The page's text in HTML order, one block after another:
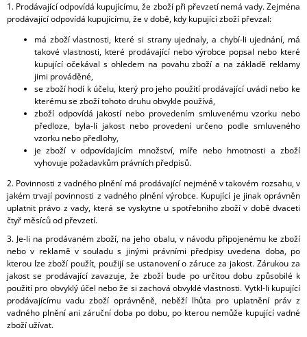
1. Prodávající odpovídá kupujícímu, že zboží při převzetí nemá vady. Zejména
prodávající odpovídá kupujícímu, že v době, kdy kupující zboží převzal:
má zboží vlastnosti, které si strany ujednaly, a chybí-li ujednání, má
takové vlastnosti, které prodávající nebo výrobce popsal nebo které
kupující očekával s ohledem na povahu zboží a na základě reklamy
jimi prováděné,
se zboží hodí k účelu, který pro jeho použití prodávající uvádí nebo ke
kterému se zboží tohoto druhu obvykle používá,
zboží odpovídá jakostí nebo provedením smluvenému vzorku nebo
předloze, byla-li jakost nebo provedení určeno podle smluveného
vzorku nebo předlohy,
je zboží v odpovídajícím množství, míře nebo hmotnosti a zboží
vyhovuje požadavkům právních předpisů.
2. Povinnosti z vadného plnění má prodávající nejméně v takovém rozsahu, v
jakém trvají povinnosti z vadného plnění výrobce. Kupující je jinak oprávněn
uplatnit právo z vady, která se vyskytne u spotřebního zboží v době dvaceti
čtyř měsíců od převzetí.
3. Je-li na prodávaném zboží, na jeho obalu, v návodu připojenému ke zboží
nebo v reklamě v souladu s jinými právními předpisy uvedena doba, po
kterou lze zboží použít, použijí se ustanovení o záruce za jakost. Zárukou za
jakost se prodávající zavazuje, že zboží bude po určitou dobu způsobilé k
použití pro obvyklý účel nebo že si zachová obvyklé vlastnosti. Vytkl-li kupující
prodávajícímu vadu zboží oprávněně, neběží lhůta pro uplatnění práv z
vadného plnění ani záruční doba po dobu, po kterou nemůže kupující vadné
zboží užívat.